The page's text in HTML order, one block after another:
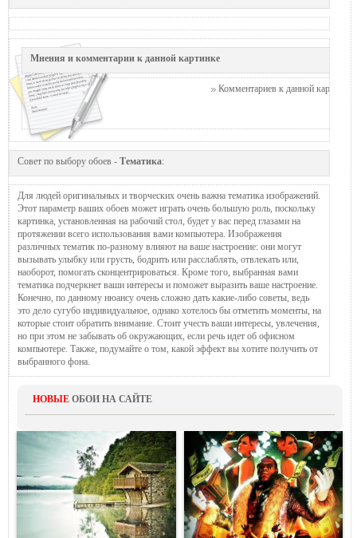
Мнения и комментарии к данной картинке
Комментариев к данной картинке
Совет по выбору обоев - Тематика:
Для людей оригинальных и творческих очень важна тематика изображений.
Этот параметр ваших обоев может играть очень большую роль, поскольку
картинка, установленная на рабочий стол, будет у вас перед глазами на
протяжении всего использования вами компьютера. Изображения
различных тематик по-разному влияют на ваше настроение: они могут
вызывать улыбку или грусть, бодрить или расслаблять, отвлекать или,
наоборот, помогать сконцентрироваться. Кроме того, выбранная вами
тематика подчеркнет ваши интересы и поможет выразить ваше настроение.
Конечно, по данному нюансу очень сложно дать какие-либо советы, ведь
это дело сугубо индивидуальное, однако хотелось бы отметить моменты, на
которые стоит обратить внимание. Стоит учесть ваши интересы, увлечения,
но при этом не забывать об окружающих, если речь идет об офисном
компьютере. Также, подумайте о том, какой эффект вы хотите получить от
выбранного фона.
НОВЫЕ ОБОИ НА САЙТЕ